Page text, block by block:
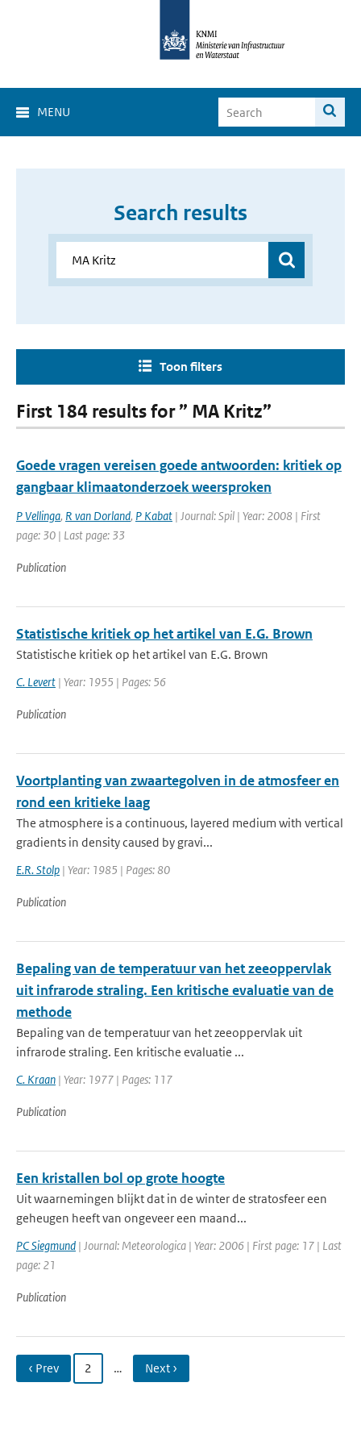
MENU
Search results
Toon filters
First 184 results for ” MA Kritz”
Goede vragen vereisen goede antwoorden: kritiek op
gangbaar klimaatonderzoek weersproken
P Vellinga, R van Dorland, P Kabat | Journal: Spil | Year: 2008 | First
page: 30 | Last page: 33
Publication
Statistische kritiek op het artikel van E.G. Brown
Statistische kritiek op het artikel van E.G. Brown
C. Levert | Year: 1955 | Pages: 56
Publication
Voortplanting van zwaartegolven in de atmosfeer en
rond een kritieke laag
The atmosphere is a continuous, layered medium with vertical
gradients in density caused by gravi...
E.R. Stolp | Year: 1985 | Pages: 80
Publication
Bepaling van de temperatuur van het zeeoppervlak
uit infrarode straling. Een kritische evaluatie van de
methode
Bepaling van de temperatuur van het zeeoppervlak uit
infrarode straling. Een kritische evaluatie ...
C. Kraan | Year: 1977 | Pages: 117
Publication
Een kristallen bol op grote hoogte
Uit waarnemingen blijkt dat in de winter de stratosfeer een
geheugen heeft van ongeveer een maand...
PC Siegmund | Journal: Meteorologica | Year: 2006 | First page: 17 | Last
page: 21
Publication
‹ Prev 2 … Next ›